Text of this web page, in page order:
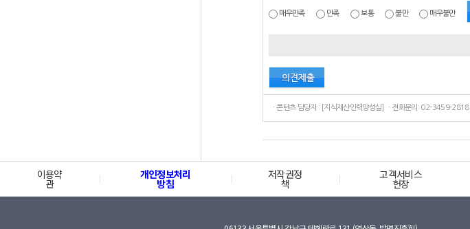
매우만족 만족 보통 불만 매우불만
ㆍ콘텐츠 담당자 : [지식재산인력양성실] ㆍ전화문의: 02-3459-2818
이용약
관
개인정보처리
방침
저작권정
책
고객서비스
헌장